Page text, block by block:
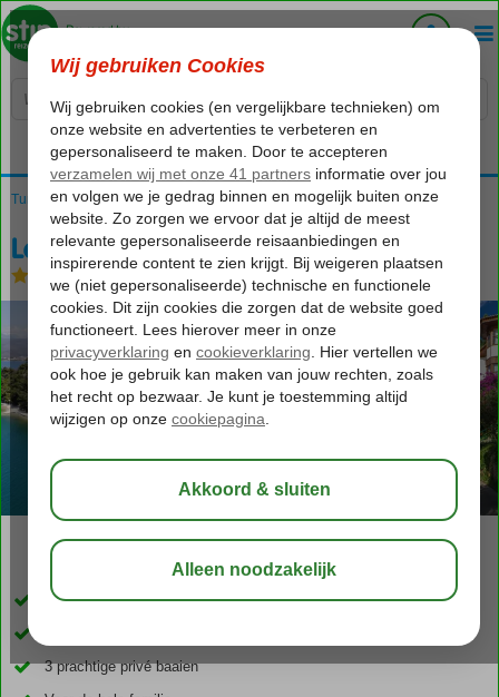
Voelt als thuiskomen...
Turkije Egeische kust Fethiye Fethiye-Centrum Letoonia Club & Hotel
Letoonia Club & Hotel
Ultra All Inclusive - Hotel
aug 33°C
Schitterend vakantiedorp op een schiereiland
3 prachtige privé baaien